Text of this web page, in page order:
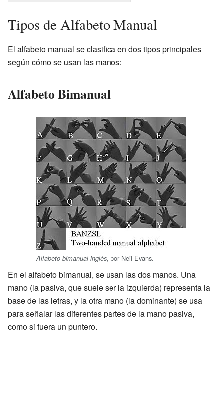
Tipos de Alfabeto Manual
El alfabeto manual se clasifica en dos tipos principales
según cómo se usan las manos:
Alfabeto Bimanual
Alfabeto bimanual inglés, por Neil Evans.
En el alfabeto bimanual, se usan las dos manos. Una
mano (la pasiva, que suele ser la izquierda) representa la
base de las letras, y la otra mano (la dominante) se usa
para señalar las diferentes partes de la mano pasiva,
como si fuera un puntero.